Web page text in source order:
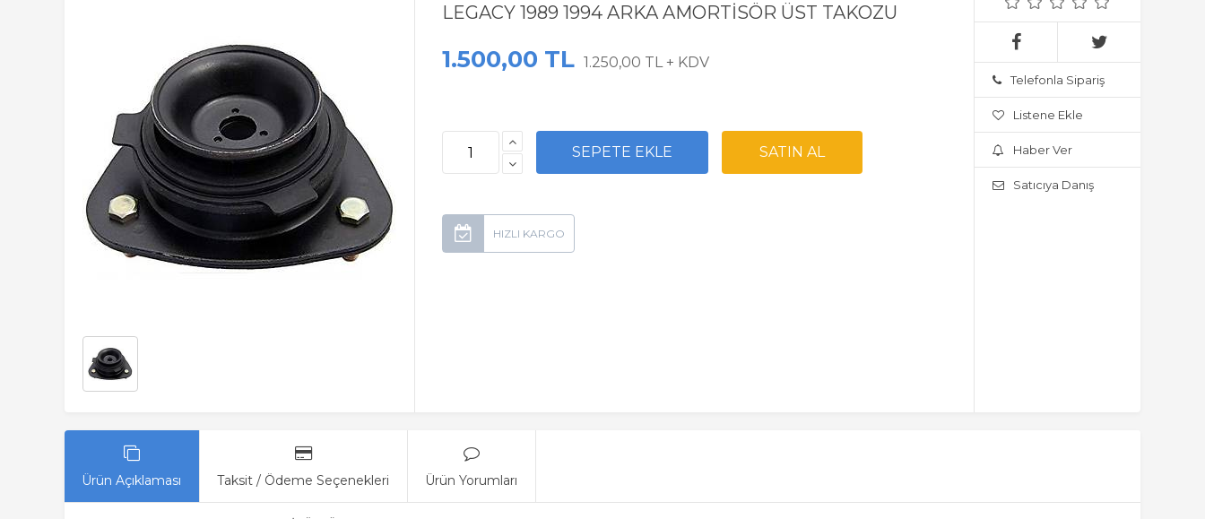
LEGACY 1989 1994 ARKA AMORTİSÖR ÜST TAKOZU
1.500,00 TL 1.250,00 TL + KDV
Telefonla Sipariş
Listene Ekle
Haber Ver
Satıcıya Danış
Ürün Açıklaması Taksit / Ödeme Seçenekleri Ürün Yorumları